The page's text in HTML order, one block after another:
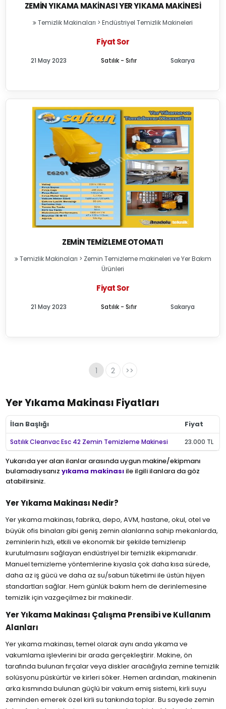
ZEMIN YIKAMA MAKINASI YER YIKAMA MAKINESI
Temizlik Makinaları >Endüstriyel Temizlik Makineleri
Fiyat Sor
Satılık - Sıfır
21 May 2023 Sakarya
ZEMIN TEMIZLEME OTOMATI
Temizlik Makinaları > Zemin Temizleme makineleri ve Yer Bakım
Ürünleri
Fiyat Sor
Satılık - Sıfır
21 May 2023 Sakarya
1 2 >>
Yer Yıkama Makinası Fiyatları
İlan Başlığı Fiyat
Satılık Cleanvac Esc 42 Zemin Temizleme Makinesi 23.000 TL
Yukarıda yer alan ilanlar arasında uygun makine/ekipmanı
bulamadıysanızyıkama makinası ile ilgili ilanlara da göz
atabilirsiniz.
Yer Yıkama Makinası Nedir?
Yer yıkama makinası, fabrika, depo, AVM, hastane, okul, otel ve
büyük ofis binaları gibi geniş zemin alanlarına sahip mekanlarda,
zeminlerin hızlı, etkili ve ekonomik bir şekilde temizlenip
kurutulmasını sağlayan endüstriyel bir temizlik ekipmanıdır.
Manuel temizleme yöntemlerine kıyasla çok daha kısa sürede,
daha az iş gücü ve daha az su/sabun tüketimi ile üstün hijyen
standartları sağlar. Hem günlük bakım hem de derinlemesine
temizlik için vazgeçilmez bir makinedir.
Yer Yıkama Makinası Çalışma Prensibi ve Kullanım
Alanları
Yer yıkama makinası, temel olarak aynı anda yıkama ve
vakumlama işlevlerini bir arada gerçekleştirir. Makine, ön
tarafında bulunan fırçalar veya diskler aracılığıyla zemine temizlik
solüsyonu püskürtür ve kirleri söker. Hemen ardından, makinenin
arka kısmında bulunan güçlü bir vakum emiş sistemi, kirli suyu
zeminden emerek özel kirli su tankında toplar. Bu sayede zemin